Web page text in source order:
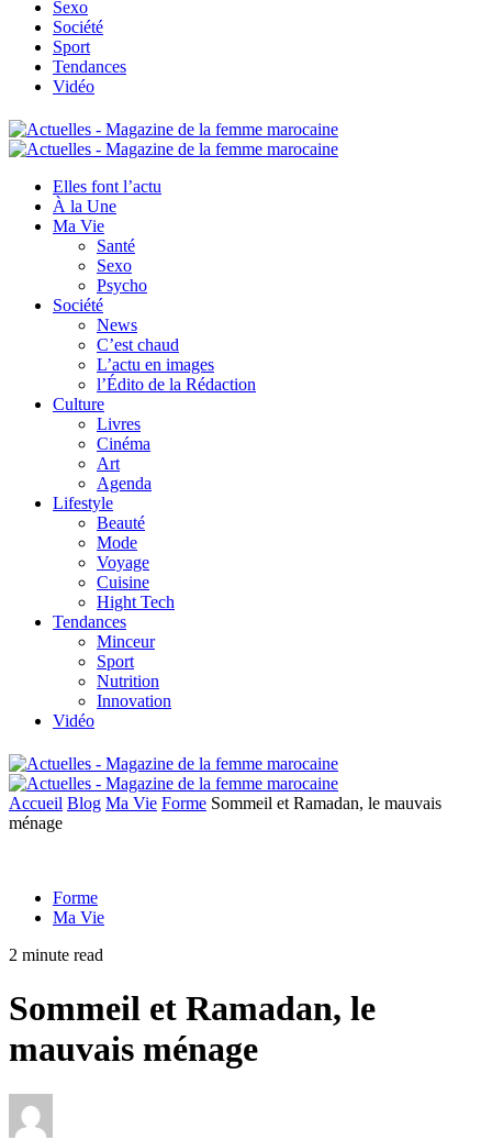
Sexo
Société
Sport
Tendances
Vidéo
Elles font l’actu
À la Une
Ma Vie
Santé
Sexo
Psycho
Société
News
C’est chaud
L’actu en images
l’Édito de la Rédaction
Culture
Livres
Cinéma
Art
Agenda
Lifestyle
Beauté
Mode
Voyage
Cuisine
Hight Tech
Tendances
Minceur
Sport
Nutrition
Innovation
Vidéo
Accueil Blog Ma Vie Forme Sommeil et Ramadan, le mauvais
ménage
Forme
Ma Vie
2 minute read
Sommeil et Ramadan, le
mauvais ménage